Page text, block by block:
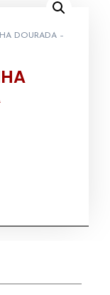
DOURADA –